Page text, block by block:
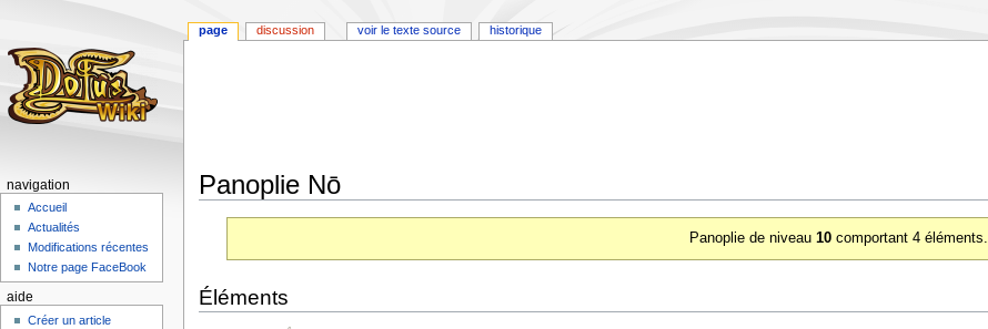
Panoplie Nō
navigation
recherche
Panoplie de niveau 10comportant 4 éléments.
Éléments
page discussion voir le texte source historique
navigation
Accueil
Actualités
Modifications récentes
Notre page FaceBook
aide
Créer un article